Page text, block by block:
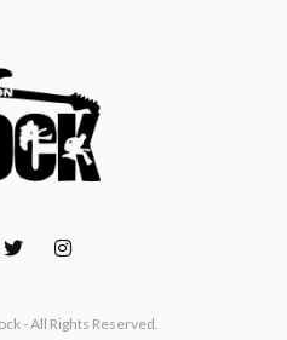
- All Rights Reserved.